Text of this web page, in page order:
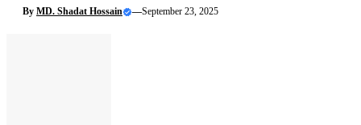
By MD. Shadat Hossain —September 23, 2025